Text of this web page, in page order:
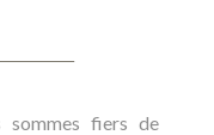
sommes fiers de